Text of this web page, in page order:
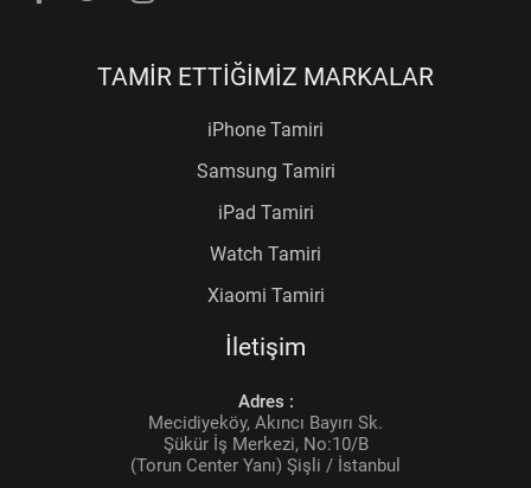
TAMİR ETTİĞİMİZ MARKALAR
iPhone Tamiri
Samsung Tamiri
iPad Tamiri
Watch Tamiri
Xiaomi Tamiri
İletişim
Adres :
Mecidiyeköy, Akıncı Bayırı Sk.
Şükür İş Merkezi, No:10/B
(Torun Center Yanı) Şişli / İstanbul